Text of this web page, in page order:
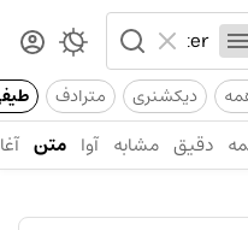
دیکشنری مترادف
دقیق مشابه آوا متن